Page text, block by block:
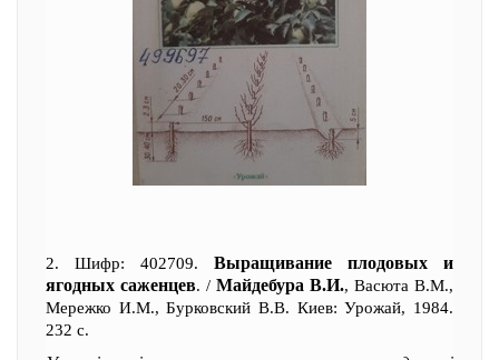
2. Шифр: 402709. Выращивание плодовых и
ягодных саженцев. / Майдебура В.И., Васюта В.М.,
Мережко И.М., Бурковский В.В. Киев: Урожай, 1984.
232 с.